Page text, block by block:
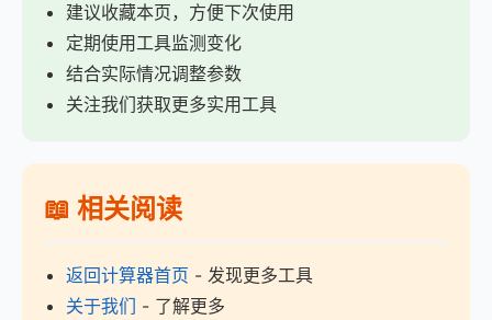
建议收藏本页，方便下次使用
定期使用工具监测变化
结合实际情况调整参数
关注我们获取更多实用工具
📖 相关阅读
返回计算器首页 - 发现更多工具
关于我们 - 了解更多